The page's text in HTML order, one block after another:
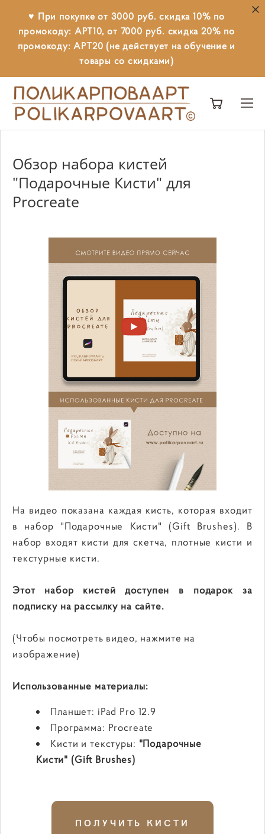
♥ При покупке от 3000 руб. скидка 10% по
промокоду: АРТ10, от 7000 руб. скидка 20% по
промокоду: АРТ20 (не действует на обучение и
товары со скидками)
Обзор набора кистей
"Подарочные Кисти" для
Procreate
На видео показана каждая кисть, которая входит
в набор "Подарочные Кисти" (Gift Brushes). В
набор входят кисти для скетча, плотные кисти и
текстурные кисти.
Этот набор кистей доступен в подарок за
подписку на рассылку на сайте.
(Чтобы посмотреть видео, нажмите на
изображение)
Использованные материалы:
Планшет: iPad Pro 12.9
Программа: Procreate
Кисти и текстуры: "Подарочные
Кисти" (Gift Brushes)
ПОЛУЧИТЬ КИСТИ